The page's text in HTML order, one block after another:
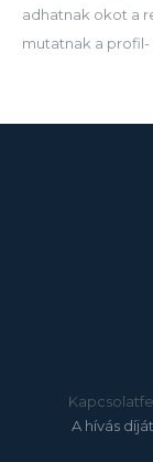
adhatnak okot a
mutatnak a profil-
A hívás